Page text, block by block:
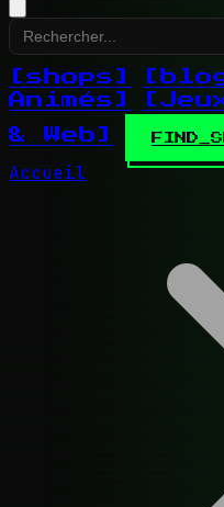
[shops]
Animés]
& Web]
Accueil